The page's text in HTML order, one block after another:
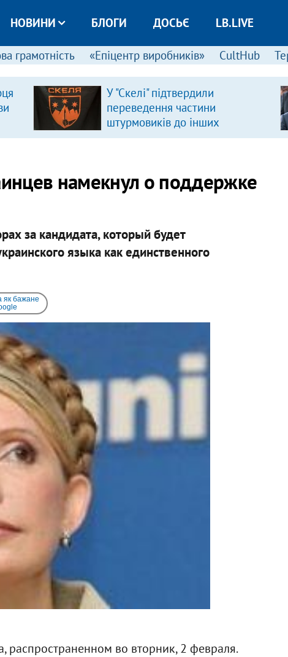
НОВИНИ БЛОГИ ДОСЬЄ LB.LIVE
грамотність «Епіцентр виробників» CultHub
У "Скелі" підтвердили
переведення частини
штурмовиків до інших
підрозділів
намекнул о поддержке
за кандидата, который будет
языка как единственного
як бажане
распространенном во вторник, 2 февраля.